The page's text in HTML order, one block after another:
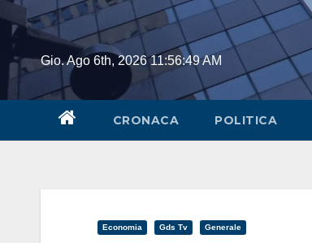
Skip
contentGio. Ago 6th, 202611:56:49 AM
CRONACA POLITICA
Economia Gds Tv Generale